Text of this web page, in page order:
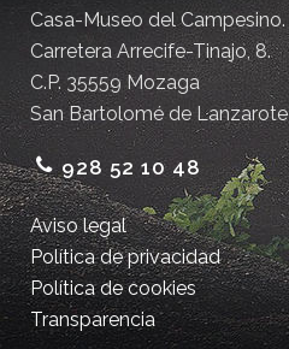
Casa-Museo del Campesino.
Carretera Arrecife-Tinajo, 8.
C.P. 35559 Mozaga
San Bartolomé de Lanzarote
928 52 10 48
Aviso legal
Política de privacidad
Política de cookies
Transparencia